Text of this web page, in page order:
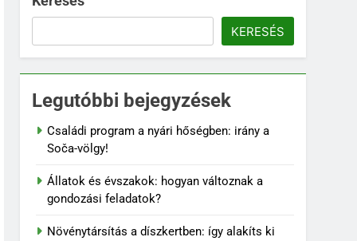
KERESÉS
Legutóbbi bejegyzések
Családi program a nyári hőségben: irány a
Soča-völgy!
Állatok és évszakok: hogyan változnak a
gondozási feladatok?
Növénytársítás a díszkertben: így alakíts ki